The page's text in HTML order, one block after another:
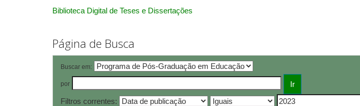
Biblioteca Digital de Teses e Dissertações
Página de Busca
Buscar em:
por
Filtros correntes: